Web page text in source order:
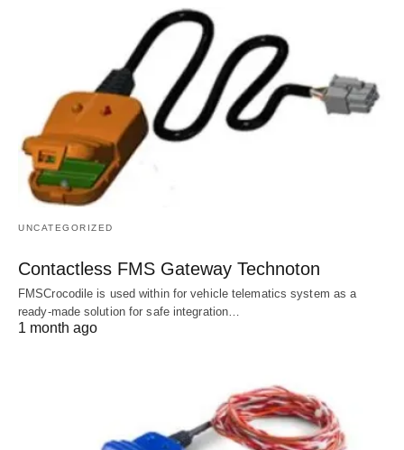
UNCATEGORIZED
Contactless FMS Gateway Technoton
FMSCrocodile is used within for vehicle telematics system as a
ready-made solution for safe integration…
1 month ago